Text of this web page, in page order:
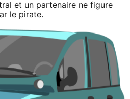
et un partenaire ne figure
le pirate.